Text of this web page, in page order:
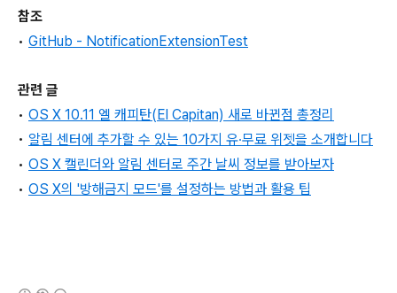
참조
• GitHub - NotificationExtensionTest
관련 글
• OS X 10.11 엘 캐피탄(El Capitan) 새로 바뀐점 총정리
• 알림 센터에 추가할 수 있는 10가지 유∙무료 위젯을 소개합니다
• OS X 캘린더와 알림 센터로 주간 날씨 정보를 받아보자
• OS X의 '방해금지 모드'를 설정하는 방법과 활용 팁